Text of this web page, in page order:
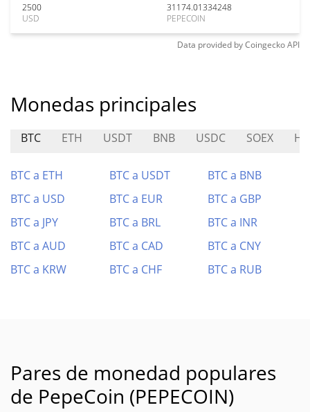
2500
USD
31174.01334248
PEPECOIN
Data provided byCoingeckoAPI
Monedas principales
BTC ETH USDT BNB USDC SOEX
BTC a ETH BTC a USDT
BTC a BNB
BTC a USD
BTC a EUR
BTC a GBP
BTC a JPY
BTC a BRL
BTC a INR
BTC a AUD
BTC a CAD
BTC a CNY
BTC a KRW
BTC a CHF BTC a RUB
Pares de monedad populares
de PepeCoin (PEPECOIN)